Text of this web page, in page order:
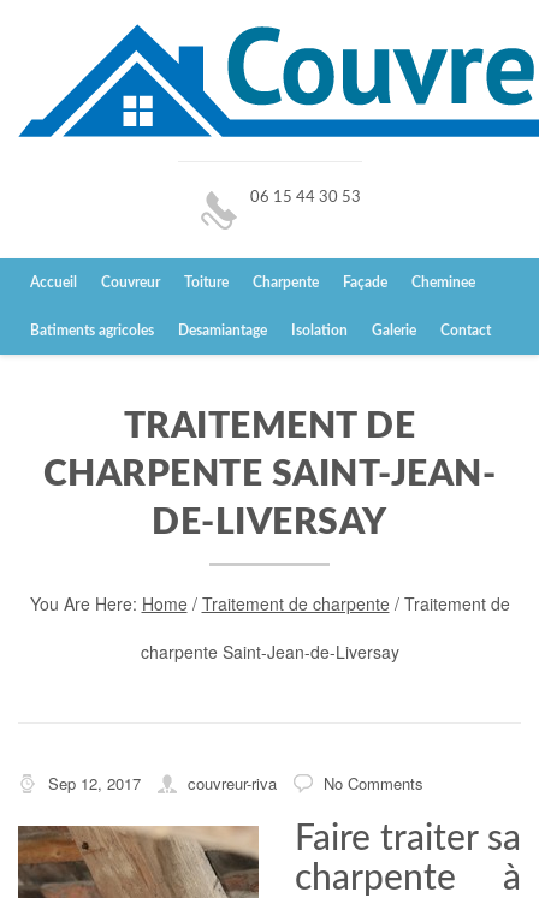
06 15 44 30 53
Accueil Couvreur Toiture Charpente Façade Cheminee
Batiments agricoles Desamiantage Isolation Galerie Contact
TRAITEMENT DE
CHARPENTE SAINT-JEAN-
DE-LIVERSAY
You Are Here: Home/ Traitement de charpente/ Traitement de
charpente Saint-Jean-de-Liversay
Sep 12, 2017 couvreur-riva No Comments
Faire traiter sa
charpente à